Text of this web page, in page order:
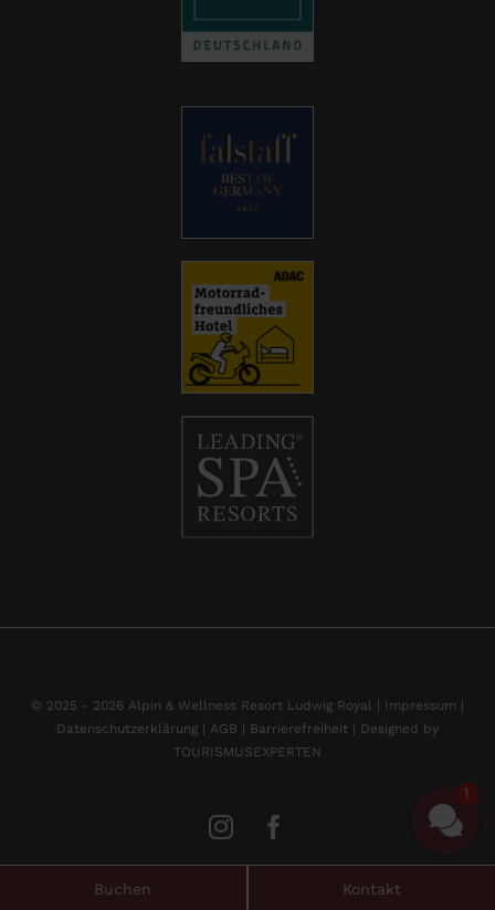
© 2025 - 2026 Alpin & Wellness Resort Ludwig Royal | Impressum |
Datenschutzerklärung | AGB | Barrierefreiheit | Designed by
TOURISMUSEXPERTEN
Buchen Kontakt
1